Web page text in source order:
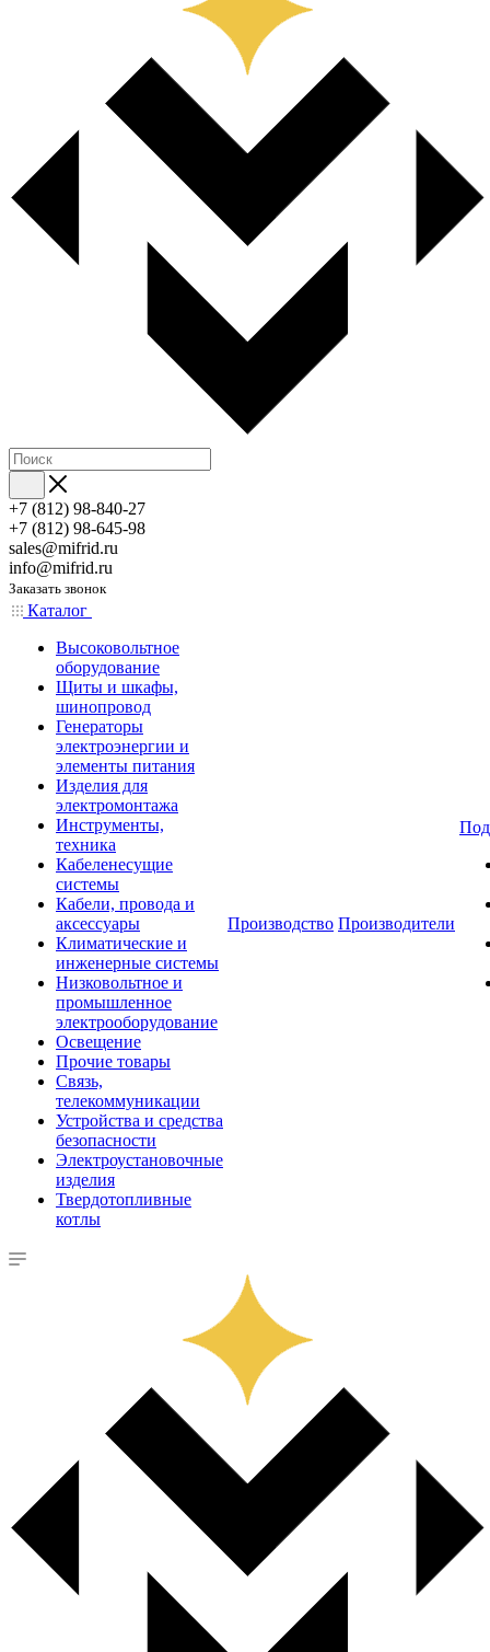
+7 (812) 98-840-27
+7 (812) 98-645-98
sales@mifrid.ru
info@mifrid.ru
Заказать звонок
Каталог
Высоковольтное
оборудование
Щиты и шкафы,
шинопровод
Генераторы
электроэнергии и
элементы питания
Изделия для
электромонтажа
Инструменты,
техника
Кабеленесущие
системы
Кабели, провода и
аксессуары
Климатические и
инженерные системы
Низковольтное и
промышленное
электрооборудование
Освещение
Прочие товары
Связь,
телекоммуникации
Устройства и средства
безопасности
Электроустановочные
изделия
Твердотопливные
котлы
Производство Производители